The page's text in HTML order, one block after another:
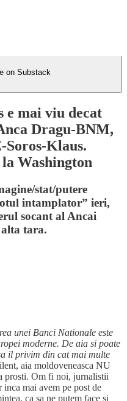
on Substack
e mai viu decat
Dragu-BNM,
Soros-Klaus.
Washington
stat/putere
intamplator” ieri,
socant al Ancai
tara.
unei Banci Nationale este
moderne. De aia si poate
il privim din cat mai multe
aia moldoveneasca NU
prosti. Om fi noi, jurnalistii
mai avem pe post de
ca sa ne putem face si